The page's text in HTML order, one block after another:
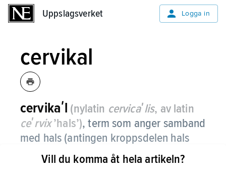
Uppslagsverket Logga in
cervikal
cervikaʹl (nylatin cervicaʹlis, av latin
ceʹrvix’hals’),term som anger samband
med hals (antingen kroppsdelen hals
eller en organdel som kallas hals, t.ex.
livmoderhalsen, urinblåsehalsen,
Vill du komma åt hela artikeln?